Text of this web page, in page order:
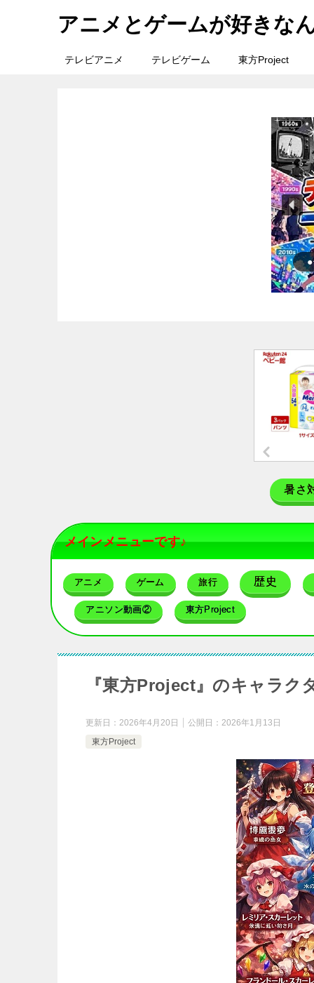
アニメとゲームが好きな
テレビアニメ テレビゲーム 東方Project
暑さ
メインメニューです♪
アニメ ゲーム 旅行 歴史
アニソン動画② 東方Project
『東方Project』のキャラク
更新日： 2026年4月20日 公開日： 2026年1月13日
東方Project